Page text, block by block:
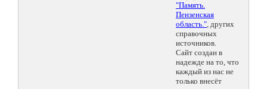
"Память.
Пензенская
область.", других
справочных
источников.
Сайт создан в
надежде на то, что
каждый из нас не
только внесёт